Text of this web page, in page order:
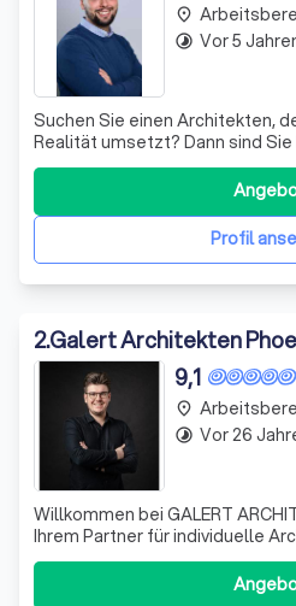
Suchen Sie einen Architekten,
Realität umsetzt? Dann sind
genau richtig! Mit über 10
und Bauleitung bringe ich nicht
auch eine Leidenschaft für
selbstständiger Ar
Profil
place
timelapse Vor 5
2.Galert Architekten
9,1
Willkommen bei GALERT
Ihrem Partner für individuelle
ganzheitliche Planung. Seit
2009 in Dortmund haben wir uns
Realisierung von Villen und
place
timelapse Vor 26